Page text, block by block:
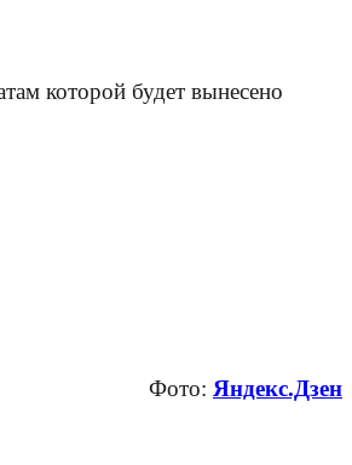
которой будет вынесено
Фото: Яндекс.Дзен